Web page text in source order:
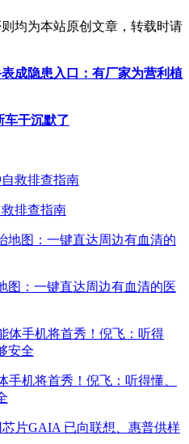
均为本站原创文章，转载时请
表成隐患入口：有厂家为营利植
车干沉默了
排查指南
图：一键直达周边有血清的医
机将首秀！倪飞：听得懂、